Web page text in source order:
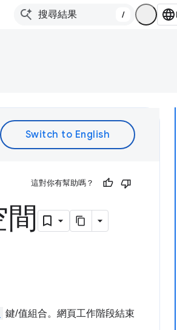
/
這對你有幫助嗎？
鍵/值組合。網頁工作階段結束